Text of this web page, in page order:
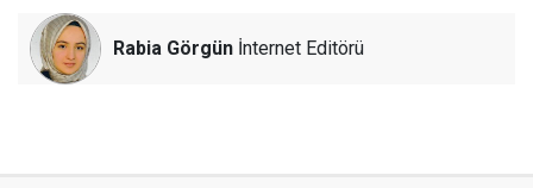
Rabia Görgün İnternet Editörü